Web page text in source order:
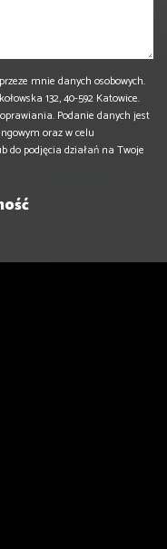
mnie danych osobowych.
132, 40-592 Katowice.
Podanie danych jest
oraz w celu
podjęcia działań na Twoje